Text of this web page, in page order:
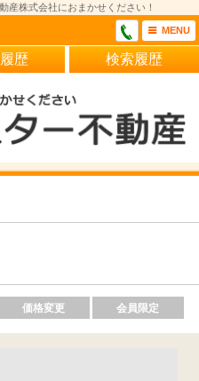
産株式会社におまかせください！
MENU
歴 検索履歴
価格変更 会員限定